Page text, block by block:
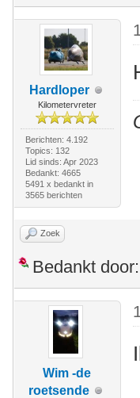
Hardloper
Kilometervreter
Berichten: 4.192
Topics: 132
Lid sinds: Apr 2023
Bedankt: 4665
5491 x bedankt in
3565 berichten
Zoek
Bedankt door:
Wim -de
roetsende